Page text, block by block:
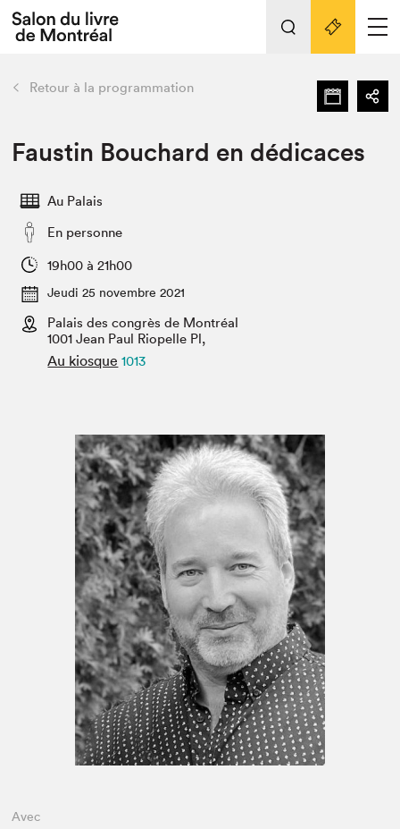
Espace médias
Espace exposant⋅e⋅s
Espace pro
Tout sur l'édition 2022
Actualités
Vidéos et Balados
Club de lecture Braindate
retour Nos activités
Édition 2022
Planifier sa visite
Projets partenaires 2022
Archives
Liens pratiques
Retour à la programmation
Faustin Bouchard en dédicaces
Au Palais
En personne
19h00 à 21h00
Jeudi 25 novembre 2021
Palais des congrès de Montréal
1001 Jean Paul Riopelle Pl,
Au kiosque 1013
Avec